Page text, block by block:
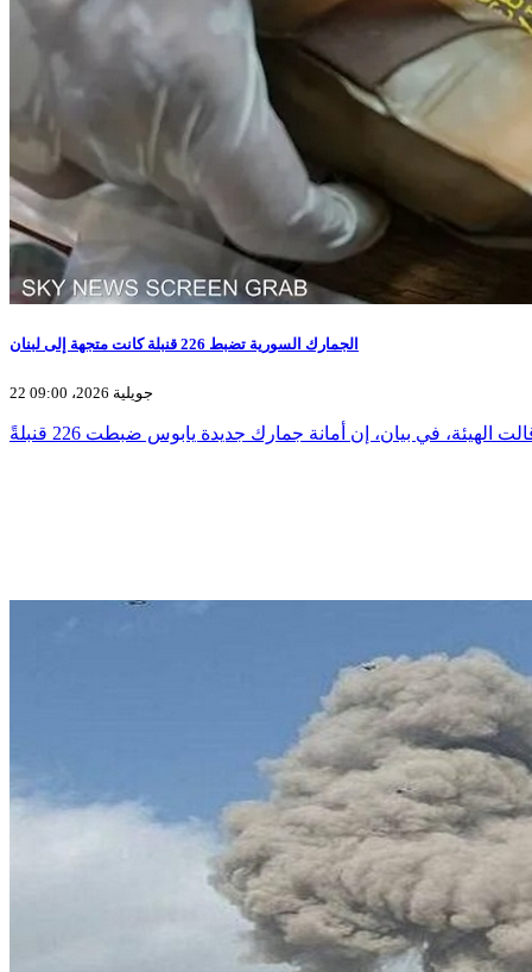
الجمارك السورية تضبط 226 قنبلة كانت متجهة إلى لبنان
22 جويلية 2026، 09:00